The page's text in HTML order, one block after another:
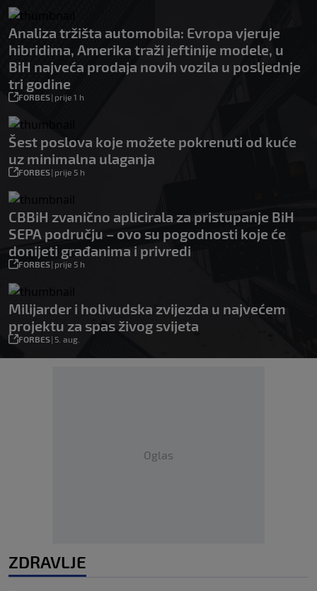
Analiza tržišta automobila: Evropa vjeruje
hibridima, Amerika traži jeftinije modele, u
BiH najveća prodaja novih vozila u posljednje
tri godine
FORBES| prije 1 h
Šest poslova koje možete pokrenuti od kuće
uz minimalna ulaganja
FORBES| prije 5 h
CBBiH zvanično aplicirala za pristupanje BiH
SEPA području – ovo su pogodnosti koje će
donijeti građanima i privredi
FORBES| prije 5 h
Milijarder i holivudska zvijezda u najvećem
projektu za spas živog svijeta
FORBES| 5. aug.
Oglas
ZDRAVLJE